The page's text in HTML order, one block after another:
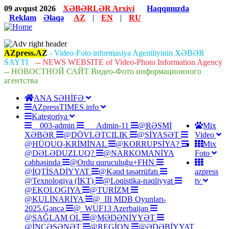
Skip
to
main
09 avqust 2026 XƏBƏRLƏR Arxivi
Haqqımızda
Reklam
Əlaqə AZ | EN | RU
AZpress.AZ - Video-Foto informasiya Agentliyinin XƏBƏR
SAYTI
-- NEWS WEBSITE of Video-Photo Information Agency
-- НОВОСТНОЙ САЙТ Видео-Фото информационного
агентства
Main
navigation
ANA SƏHİFƏ
AZpressTIMES.info
Kategoriya
__003-admin
___Admin-11
@RƏSMİ
XƏBƏR
@DÖVLƏTÇILIK
@SİYASƏT
@HÜQUQ-KRİMİNAL
@KORRUPSİYA?
@DƏLƏDUZLUQ?
@NARKOMANİYA
cəbhəsində
@Ordu quruculuğu+FHN
@İQTİSADİYYAT
@Kənd təsərrüfatı
@Texnologiya (İKT)
@Loqistika-nəqliyyat
@EKOLOGIYA
@TURİZM
@KULİNARİYA
@_III MDB Oyunları-
2025.Gəncə
@_WUF13 Azerbaijan
@SAĞLAM OL
@MƏDƏNİYYƏT
@İNCƏSƏNƏT
@REGİON
@ƏDƏBİYYAT
Mix
Video
Mix
Foto
azpress
tv